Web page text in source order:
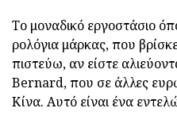
Το μοναδικό εργοστάσιο
ρολόγια μάρκας, που
πιστεύω, αν είστε
Bernard, που σε άλλες
Κίνα. Αυτό είναι ένα